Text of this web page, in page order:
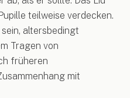
teilweise verdecken.
altersbedingt
Tragen von
früheren
mit